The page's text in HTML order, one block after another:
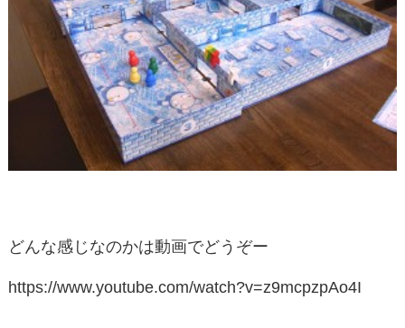
どんな感じなのかは動画でどうぞー
https://www.youtube.com/watch?v=z9mcpzpAo4I